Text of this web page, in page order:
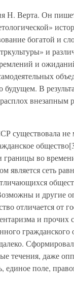
Н. Верта. Он
богатой и
и
и
В
внезапным
существовала не
границы во
является сеть
и другие
отличается от
и прочих
гражданского
течения, даже
единое поле,